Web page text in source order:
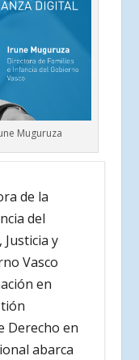
Muguruza
de la
del
y
Vasco
en
Derecho en
abarca